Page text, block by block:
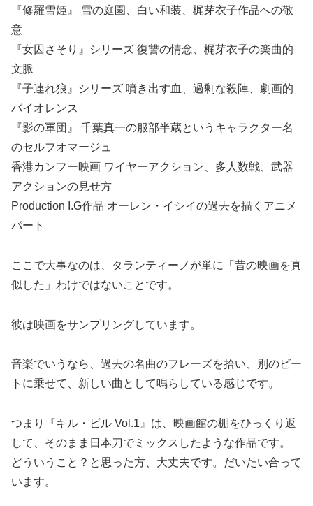
『修羅雪姫』 雪の庭園、白い和装、梶芽衣子作品への敬
意
『女囚さそり』シリーズ 復讐の情念、梶芽衣子の楽曲的
文脈
『子連れ狼』シリーズ 噴き出す血、過剰な殺陣、劇画的
バイオレンス
『影の軍団』 千葉真一の服部半蔵というキャラクター名
のセルフオマージュ
香港カンフー映画 ワイヤーアクション、多人数戦、武器
アクションの見せ方
Production I.G作品 オーレン・イシイの過去を描くアニメ
パート
ここで大事なのは、タランティーノが単に「昔の映画を真
似した」わけではないことです。
彼は映画をサンプリングしています。
音楽でいうなら、過去の名曲のフレーズを拾い、別のビー
トに乗せて、新しい曲として鳴らしている感じです。
つまり『キル・ビル Vol.1』は、映画館の棚をひっくり返
して、そのまま日本刀でミックスしたような作品です。
どういうこと？と思った方、大丈夫です。だいたい合って
います。